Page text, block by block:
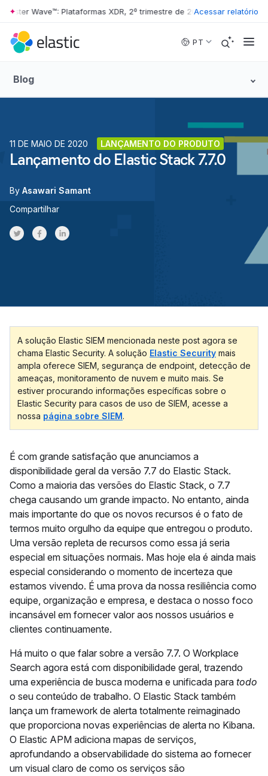
Skip to main content
Wave™: Plataformas XDR, 2º trimestre de 2026 • The Forrester
Acessar relatório
PT
Blog
11 DE MAIO DE 2020 LANÇAMENTO DO PRODUTO
Lançamento do Elastic Stack 7.7.0
By Asawari Samant
Compartilhar
Share on Twitter
Share on Facebook
Share on LinkedInr
A solução Elastic SIEM mencionada neste post agora se
chama Elastic Security. A solução Elastic Security mais
ampla oferece SIEM, segurança de endpoint, detecção de
ameaças, monitoramento de nuvem e muito mais. Se
estiver procurando informações específicas sobre o
Elastic Security para casos de uso de SIEM, acesse a
nossa página sobre SIEM.
É com grande satisfação que anunciamos a
disponibilidade geral da versão 7.7 do Elastic Stack.
Como a maioria das versões do Elastic Stack, o 7.7
chega causando um grande impacto. No entanto, ainda
mais importante do que os novos recursos é o fato de
termos muito orgulho da equipe que entregou o produto.
Uma versão repleta de recursos como essa já seria
especial em situações normais. Mas hoje ela é ainda mais
especial considerando o momento de incerteza que
estamos vivendo. É uma prova da nossa resiliência como
equipe, organização e empresa, e destaca o nosso foco
incansável em fornecer valor aos nossos usuários e
clientes continuamente.
Há muito o que falar sobre a versão 7.7. O Workplace
Search agora está com disponibilidade geral, trazendo
uma experiência de busca moderna e unificada para todo
o seu conteúdo de trabalho. O Elastic Stack também
lança um framework de alerta totalmente reimaginado
que proporciona novas experiências de alerta no Kibana.
O Elastic APM adiciona mapas de serviços,
aprofundando a observabilidade do sistema ao fornecer
um visual claro de como os serviços são